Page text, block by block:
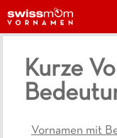
Kurze
Vornamen mit